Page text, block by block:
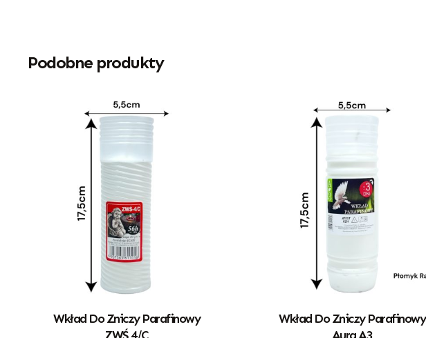
Podobne produkty
Wkład Do Zniczy Parafinowy
ZWŚ 4/C
Wkład Do Zniczy Parafinowy
Aura A3